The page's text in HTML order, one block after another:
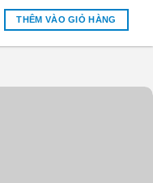
là:
₫600.
tại
là:
₫300.
THÊM VÀO GIỎ HÀNG